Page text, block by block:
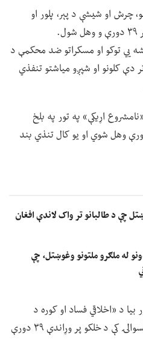
چرش او شیشې د پېر، پلور او
يي توکو او مسکراتو ضد محکمې د
دې کلونو او شپږو میاشتو تنفذي
اړیکې» په تور په بلخ
کې د خلکو پر وړاندې ۳۹ دورې وهل شوي او یو کال تنذي بند
چې د طالبانو تر واک لاندې افغان
سازمانونه: ۱۴ هېوادونو له ملګرو ملتونو وغوښتل، چې
د «اخلاقي فساد او کوره د
تېښتې» په تور د بغلان الینګار ولسوالۍ کې د خلکو پر وړاندې ۳۹ دورې